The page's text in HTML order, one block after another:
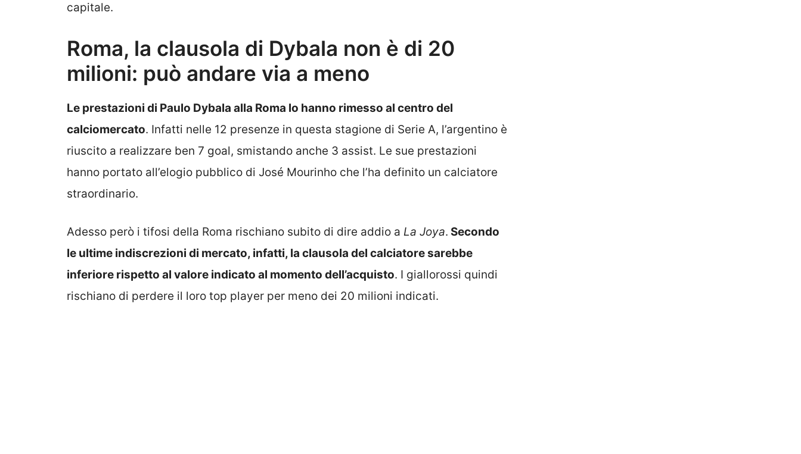
capitale.
Roma, la clausola di Dybala non è di 20
milioni: può andare via a meno
Le prestazioni di Paulo Dybala alla Roma lo hanno rimesso al centro del
calciomercato. Infatti nelle 12 presenze in questa stagione di Serie A, l’argentino è
riuscito a realizzare ben 7 goal, smistando anche 3 assist. Le sue prestazioni
hanno portato all’elogio pubblico di José Mourinho che l’ha definito un calciatore
straordinario.
Adesso però i tifosi della Roma rischiano subito di dire addio a La Joya. Secondo
le ultime indiscrezioni di mercato, infatti, la clausola del calciatore sarebbe
inferiore rispetto al valore indicato al momento dell’acquisto. I giallorossi quindi
rischiano di perdere il loro top player per meno dei 20 milioni indicati.